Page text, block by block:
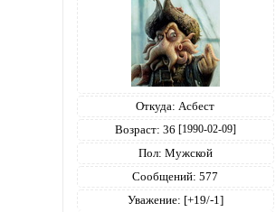
Откуда: Асбест
Возраст: 36 [1990-02-09]
Пол: Мужской
Сообщений: 577
Уважение: [+19/-1]